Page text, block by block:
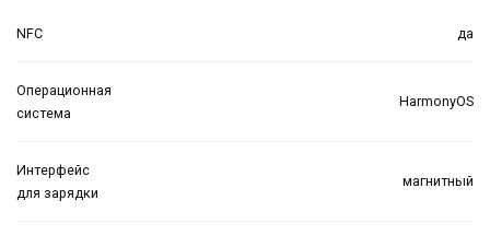
NFC да
Операционная
система
HarmonyOS
Интерфейс
для зарядки
магнитный